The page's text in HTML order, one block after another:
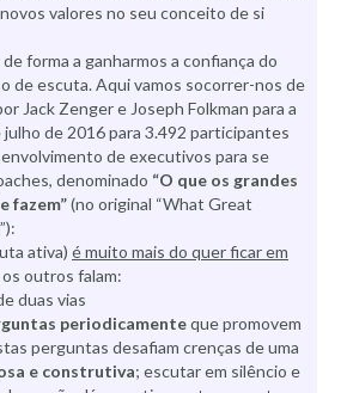
valores no seu conceito de si
forma a ganharmos a confiança do
de escuta. Aqui vamos socorrer-nos de
Jack Zenger e Joseph Folkman para a
julho de 2016 para 3.492 participantes
de executivos para se
denominado “O que os grandes
fazem”(no original “What Great
ativa) é muito mais do quer ficar em
outros falam:
duas vias
periodicamenteque promovem
perguntas desafiam crenças de uma
e construtiva; escutar em silêncio e